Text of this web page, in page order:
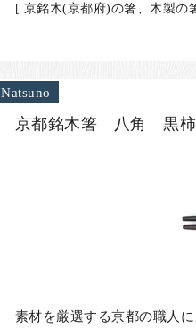
[ 京銘木(京都府)の箸、木製の
Natsuno
京都銘木箸 八角 黒
素材を厳選する京都の職人